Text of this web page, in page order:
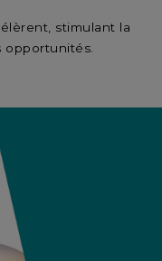
stimulant la
opportunités.